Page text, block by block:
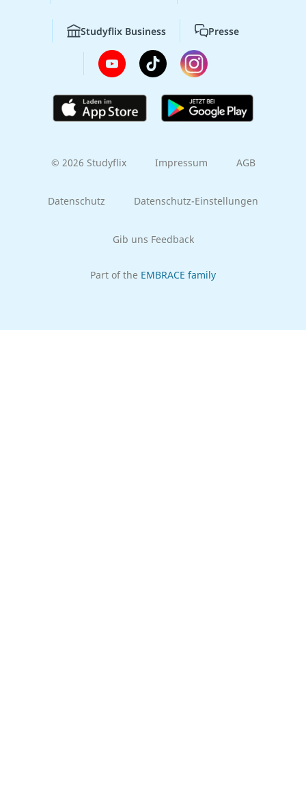
Studyflix Business Presse
© 2026 Studyflix Impressum AGB
Datenschutz Datenschutz-Einstellungen
Gib uns Feedback
Part of the EMBRACE family